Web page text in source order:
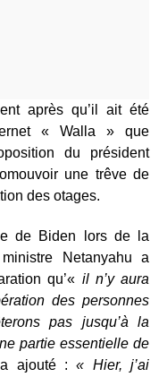
après qu’il ait été
« Walla » que
du président
une trêve de
des otages.
de Biden lors de la
Netanyahu a
qu’« il n’y aura
des personnes
pas jusqu’à la
partie essentielle de
ajouté :« Hier, j’ai